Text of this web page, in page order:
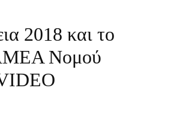
2018 και το
Νομού